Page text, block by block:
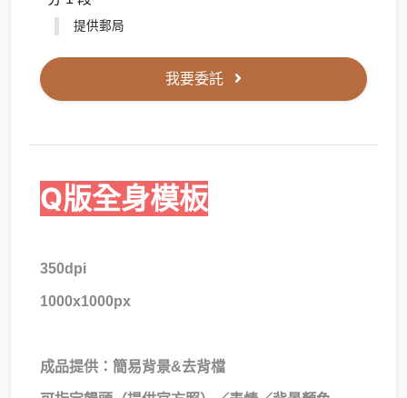
提供郵局
我要委託
Q版全身模板
350dpi
1000x1000px
成品提供：簡易背景&去背檔